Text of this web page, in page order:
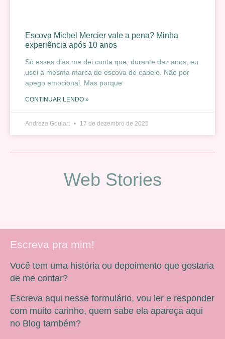
Escova Michel Mercier vale a pena? Minha
experiência após 10 anos
Só esses dias me dei conta que, durante dez anos, eu
usei a mesma marca de escova de cabelo. Não por
apego emocional. Mas porque
CONTINUAR LENDO »
Andreza Goulart 17 de dezembro de 2025
Web Stories
Escreva pra mim!
Você tem uma história ou depoimento que gostaria
de me contar?
Escreva aqui nesse formulário, vou ler e responder
com muito carinho, quem sabe ela apareça aqui
no Blog também?